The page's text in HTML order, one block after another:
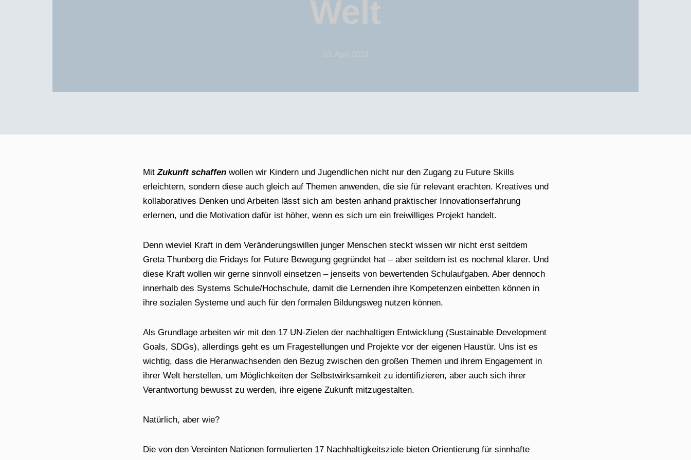
Welt
13. April 2023
MitZukunft schaffenwollen wir Kindern und Jugendlichen nicht nur den Zugang zu Future Skills
erleichtern, sondern diese auch gleich auf Themen anwenden, die sie für relevant erachten. Kreatives und
kollaboratives Denken und Arbeiten lässt sich am besten anhand praktischer Innovationserfahrung
erlernen, und die Motivation dafür ist höher, wenn es sich um ein freiwilliges Projekt handelt.
Denn wieviel Kraft in dem Veränderungswillen junger Menschen steckt wissen wir nicht erst seitdem
Greta Thunberg die Fridays for Future Bewegung gegründet hat – aber seitdem ist es nochmal klarer. Und
diese Kraft wollen wir gerne sinnvoll einsetzen – jenseits von bewertenden Schulaufgaben. Aber dennoch
innerhalb des Systems Schule/Hochschule, damit die Lernenden ihre Kompetenzen einbetten können in
ihre sozialen Systeme und auch für den formalen Bildungsweg nutzen können.
Als Grundlage arbeiten wir mit den 17 UN-Zielen der nachhaltigen Entwicklung (Sustainable Development
Goals, SDGs), allerdings geht es um Fragestellungen und Projekte vor der eigenen Haustür. Uns ist es
wichtig, dass die Heranwachsenden den Bezug zwischen den großen Themen und ihrem Engagement in
ihrer Welt herstellen, um Möglichkeiten der Selbstwirksamkeit zu identifizieren, aber auch sich ihrer
Verantwortung bewusst zu werden, ihre eigene Zukunft mitzugestalten.
Natürlich, aber wie?
Die von den Vereinten Nationen formulierten 17 Nachhaltigkeitsziele bieten Orientierung für sinnhafte